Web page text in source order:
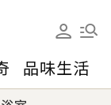
品味生活